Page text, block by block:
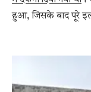
हुआ, जिसके बाद पूरे